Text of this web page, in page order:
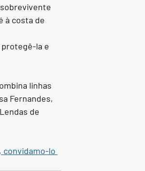
à costa de
protegê-la e
linhas
Fernandes,
de
convidamo-lo